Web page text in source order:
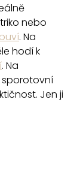
nebo
. Na
hodí k
. Na
Jen ji